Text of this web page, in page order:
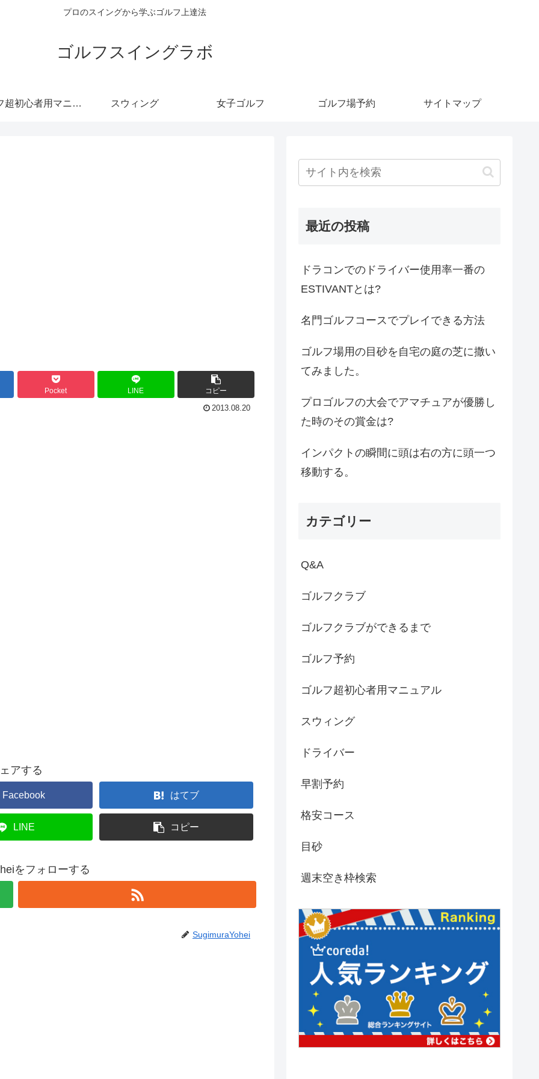
プロのスイングから学ぶゴルフ上達法
ゴルフスイングラボ
超初心者用マニュ スウィング 女子ゴルフ ゴルフ場予約 サイトマップ
Pocket LINE コピー
2013.08.20
アする
Facebook はてブ
LINE コピー
をフォローする
SugimuraYohei
最近の投稿
ドラコンでのドライバー使用率一番の
ESTIVANTとは?
名門ゴルフコースでプレイできる方法
ゴルフ場用の目砂を自宅の庭の芝に撒い
てみました。
プロゴルフの大会でアマチュアが優勝し
た時のその賞金は?
インパクトの瞬間に頭は右の方に頭一つ
移動する。
カテゴリー
Q&A
ゴルフクラブ
ゴルフクラブができるまで
ゴルフ予約
ゴルフ超初心者用マニュアル
スウィング
ドライバー
早割予約
格安コース
目砂
週末空き枠検索